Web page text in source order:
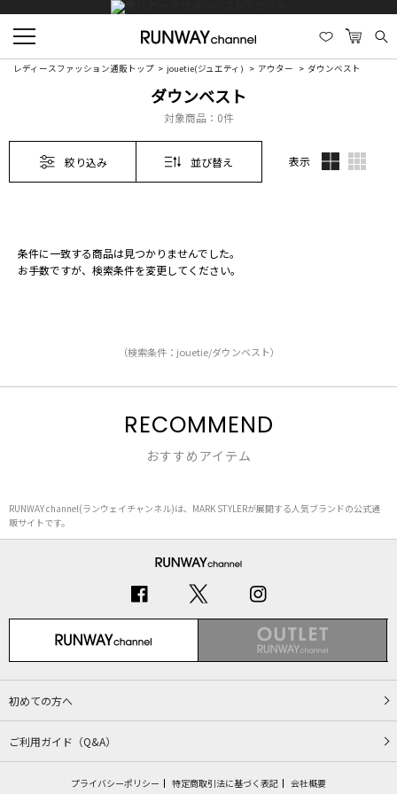
レディースファッション通販トップ jouetie(ジュエティ) アウター ダウンベスト
ダウンベスト
対象商品： 0件
絞り込み 並び替え 表示
条件に一致する商品は見つかりませんでした。
お手数ですが、検索条件を変更してください。
（検索条件：jouetie/ダウンベスト）
RECOMMEND
おすすめアイテム
RUNWAY channel(ランウェイチャンネル)は、MARK STYLERが展開する人気ブランドの公式通
販サイトです。
初めての方へ
ご利用ガイド（Q&A）
プライバシーポリシー 特定商取引法に基づく表記 会社概要